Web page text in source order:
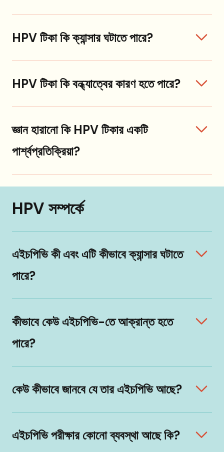
HPV টিকা কি ক্যান্সার ঘটাতে পারে?
HPV টিকা কি বন্ধ্যাত্বের কারণ হতে পারে?
জ্ঞান হারানো কি HPV টিকার একটি
পার্শ্বপ্রতিক্রিয়া?
HPV সম্পর্কে
এইচপিভি কী এবং এটি কীভাবে ক্যান্সার ঘটাতে
পারে?
কীভাবে কেউ এইচপিভি-তে আক্রান্ত হতে
পারে?
কেউ কীভাবে জানবে যে তার এইচপিভি আছে?
এইচপিভি পরীক্ষার কোনো ব্যবস্থা আছে কি?